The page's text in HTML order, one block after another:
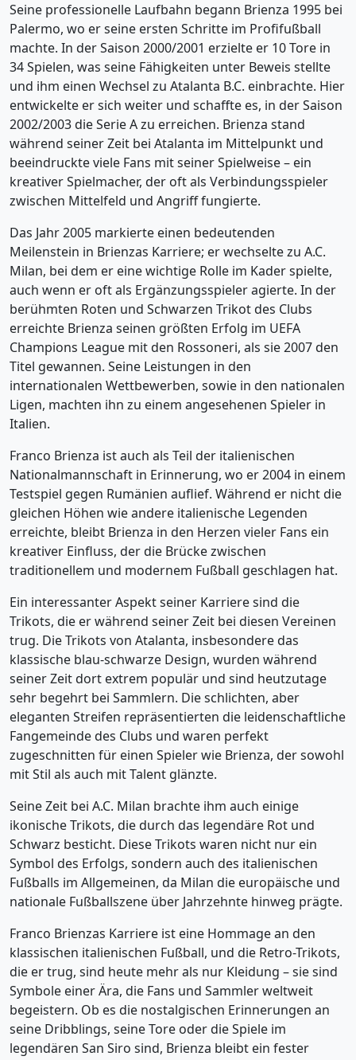
Seine professionelle Laufbahn begann Brienza 1995 bei
Palermo, wo er seine ersten Schritte im Profifußball
machte. In der Saison 2000/2001 erzielte er 10 Tore in
34 Spielen, was seine Fähigkeiten unter Beweis stellte
und ihm einen Wechsel zu Atalanta B.C. einbrachte. Hier
entwickelte er sich weiter und schaffte es, in der Saison
2002/2003 die Serie A zu erreichen. Brienza stand
während seiner Zeit bei Atalanta im Mittelpunkt und
beeindruckte viele Fans mit seiner Spielweise – ein
kreativer Spielmacher, der oft als Verbindungsspieler
zwischen Mittelfeld und Angriff fungierte.
Das Jahr 2005 markierte einen bedeutenden
Meilenstein in Brienzas Karriere; er wechselte zu A.C.
Milan, bei dem er eine wichtige Rolle im Kader spielte,
auch wenn er oft als Ergänzungsspieler agierte. In der
berühmten Roten und Schwarzen Trikot des Clubs
erreichte Brienza seinen größten Erfolg im UEFA
Champions League mit den Rossoneri, als sie 2007 den
Titel gewannen. Seine Leistungen in den
internationalen Wettbewerben, sowie in den nationalen
Ligen, machten ihn zu einem angesehenen Spieler in
Italien.
Franco Brienza ist auch als Teil der italienischen
Nationalmannschaft in Erinnerung, wo er 2004 in einem
Testspiel gegen Rumänien auflief. Während er nicht die
gleichen Höhen wie andere italienische Legenden
erreichte, bleibt Brienza in den Herzen vieler Fans ein
kreativer Einfluss, der die Brücke zwischen
traditionellem und modernem Fußball geschlagen hat.
Ein interessanter Aspekt seiner Karriere sind die
Trikots, die er während seiner Zeit bei diesen Vereinen
trug. Die Trikots von Atalanta, insbesondere das
klassische blau-schwarze Design, wurden während
seiner Zeit dort extrem populär und sind heutzutage
sehr begehrt bei Sammlern. Die schlichten, aber
eleganten Streifen repräsentierten die leidenschaftliche
Fangemeinde des Clubs und waren perfekt
zugeschnitten für einen Spieler wie Brienza, der sowohl
mit Stil als auch mit Talent glänzte.
Seine Zeit bei A.C. Milan brachte ihm auch einige
ikonische Trikots, die durch das legendäre Rot und
Schwarz besticht. Diese Trikots waren nicht nur ein
Symbol des Erfolgs, sondern auch des italienischen
Fußballs im Allgemeinen, da Milan die europäische und
nationale Fußballszene über Jahrzehnte hinweg prägte.
Franco Brienzas Karriere ist eine Hommage an den
klassischen italienischen Fußball, und die Retro-Trikots,
die er trug, sind heute mehr als nur Kleidung – sie sind
Symbole einer Ära, die Fans und Sammler weltweit
begeistern. Ob es die nostalgischen Erinnerungen an
seine Dribblings, seine Tore oder die Spiele im
legendären San Siro sind, Brienza bleibt ein fester